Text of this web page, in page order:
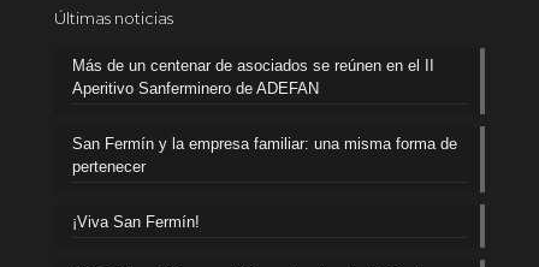
Últimas noticias
Más de un centenar de asociados se reúnen en el II
Aperitivo Sanferminero de ADEFAN
San Fermín y la empresa familiar: una misma forma de
pertenecer
¡Viva San Fermín!